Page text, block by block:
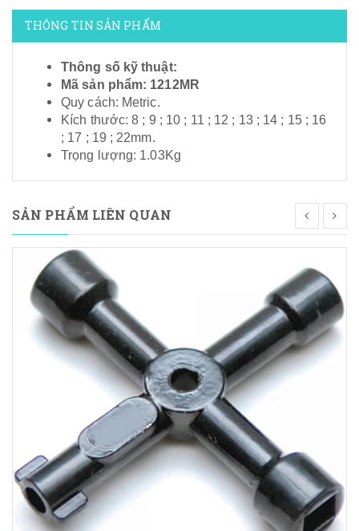
THÔNG TIN SẢN PHẨM
Thông số kỹ thuật:
Mã sản phẩm: 1212MR
Quy cách: Metric.
Kích thước: 8 ; 9 ; 10 ; 11 ; 12 ; 13 ; 14 ; 15 ; 16
; 17 ; 19 ; 22mm.
Trọng lượng: 1.03Kg
SẢN PHẨM LIÊN QUAN